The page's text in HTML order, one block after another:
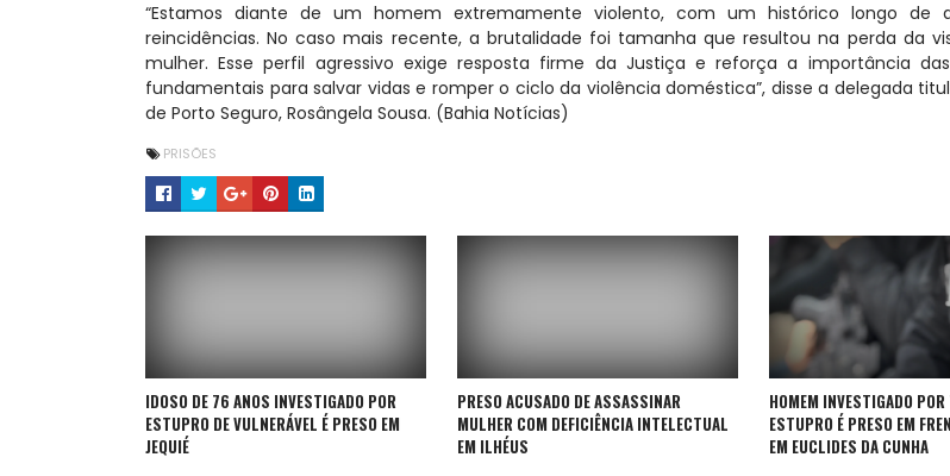
“Estamos diante de um homem extremamente violento, com um histórico longo de
reincidências. No caso mais recente, a brutalidade foi tamanha que resultou na perda da
mulher. Esse perfil agressivo exige resposta firme da Justiça e reforça a importância
fundamentais para salvar vidas e romper o ciclo da violência doméstica”, disse a delegada
de Porto Seguro, Rosângela Sousa. (Bahia Notícias)
PRISÕES
IDOSO DE 76 ANOS INVESTIGADO POR
ESTUPRO DE VULNERÁVEL É PRESO EM
JEQUIÉ
PRESO ACUSADO DE ASSASSINAR
MULHER COM DEFICIÊNCIA INTELECTUAL
EM ILHÉUS
HOMEM INVESTIGADO
ESTUPRO É PRESO EM
EM EUCLIDES DA CUNHA